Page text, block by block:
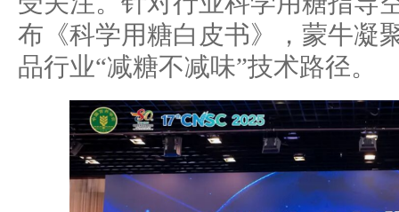
布《科学用糖白皮书》，蒙牛凝
品行业“减糖不减味”技术路径。